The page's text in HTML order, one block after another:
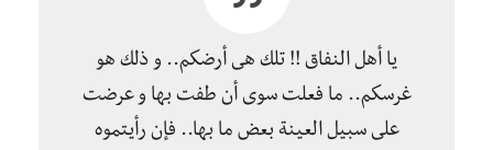
يا أهل النفاق !! تلك هى أرضكم.. و ذلك هو
غرسكم.. ما فعلت سوى أن طفت بها و عرضت
على سبيل العينة بعض ما بها.. فإن رأيتموه